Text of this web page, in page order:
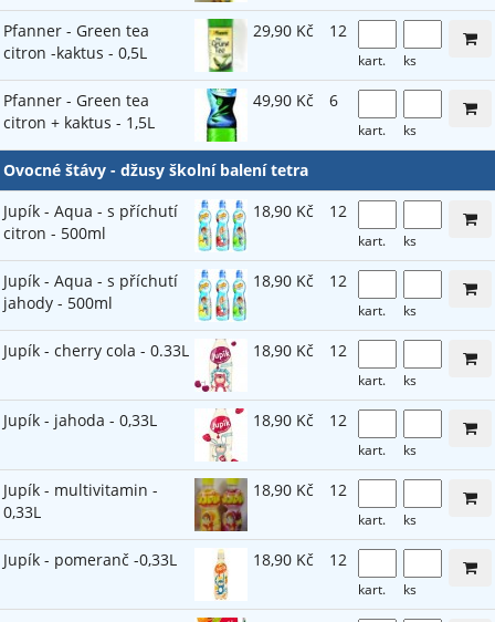
Pfanner - Green tea
citron -kaktus - 0,5L
29,90 Kč 12
kart. ks
Pfanner - Green tea
citron + kaktus - 1,5L
49,90 Kč 6
kart. ks
Ovocné štávy - džusy školní balení tetra
Jupík - Aqua - s příchutí
citron - 500ml
18,90 Kč 12
kart. ks
Jupík - Aqua - s příchutí
jahody - 500ml
18,90 Kč 12
kart. ks
Jupík - cherry cola - 0.33L 18,90 Kč 12
kart. ks
Jupík - jahoda - 0,33L 18,90 Kč 12
kart. ks
Jupík - multivitamin -
0,33L
18,90 Kč 12
kart. ks
Jupík - pomeranč -0,33L 18,90 Kč 12
kart. ks